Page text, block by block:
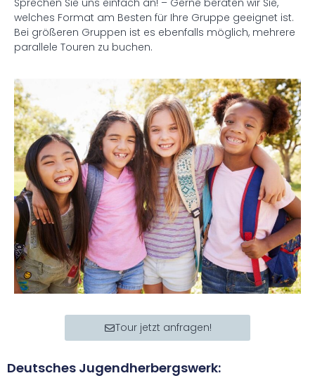
welches Format am Besten für Ihre Gruppe geeignet ist.
Bei größeren Gruppen ist es ebenfalls möglich, mehrere
parallele Touren zu buchen.
Tour jetzt anfragen!
Deutsches Jugendherbergswerk: